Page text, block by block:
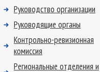
Руководство организации
Руководящие органы
Контрольно-ревизионная
комиссия
Региональные отделения и